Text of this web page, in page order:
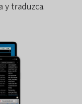
y traduzca.